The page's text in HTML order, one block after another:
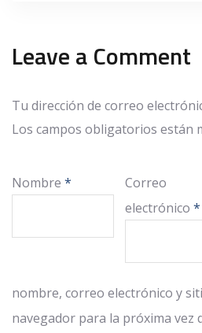
Leave a Comment
Tu dirección de correo
Los campos obligatorios están
Nombre *
Correo
electrónico*
nombre, correo electrónico y
navegador para la próxima vez